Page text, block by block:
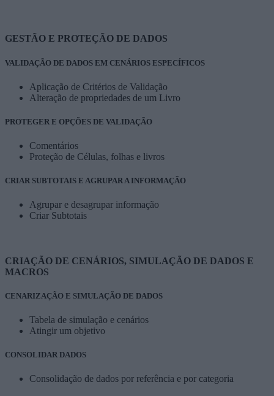
GESTÃO E PROTEÇÃO DE DADOS
VALIDAÇÃO DE DADOS EM CENÁRIOS ESPECÍFICOS
Aplicação de Critérios de Validação
Alteração de propriedades de um Livro
PROTEGER E OPÇÕES DE VALIDAÇÃO
Comentários
Proteção de Células, folhas e livros
CRIAR SUBTOTAIS E AGRUPAR A INFORMAÇÃO
Agrupar e desagrupar informação
Criar Subtotais
CRIAÇÃO DE CENÁRIOS, SIMULAÇÃO DE DADOS E
MACROS
CENARIZAÇÃO E SIMULAÇÃO DE DADOS
Tabela de simulação e cenários
Atingir um objetivo
CONSOLIDAR DADOS
Consolidação de dados por referência e por categoria